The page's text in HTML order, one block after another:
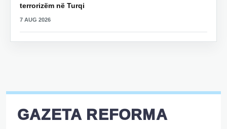
terrorizëm në Turqi
7 AUG 2026
GAZETA REFORMA